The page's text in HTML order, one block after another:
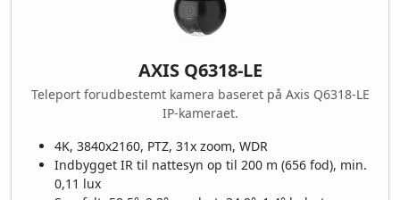
AXIS Q6318-LE
Teleport forudbestemt kamera baseret på Axis Q6318-LE
IP-kameraet.
4K, 3840x2160, PTZ, 31x zoom, WDR
Indbygget IR til nattesyn op til 200 m (656 fod), min.
0,11 lux